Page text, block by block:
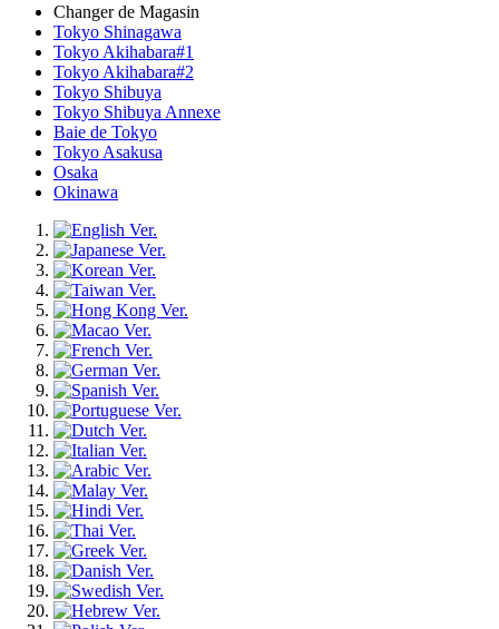
Changer de Magasin
Tokyo Shinagawa
Tokyo Akihabara#1
Tokyo Akihabara#2
Tokyo Shibuya
Tokyo Shibuya Annexe
Baie de Tokyo
Tokyo Asakusa
Osaka
Okinawa